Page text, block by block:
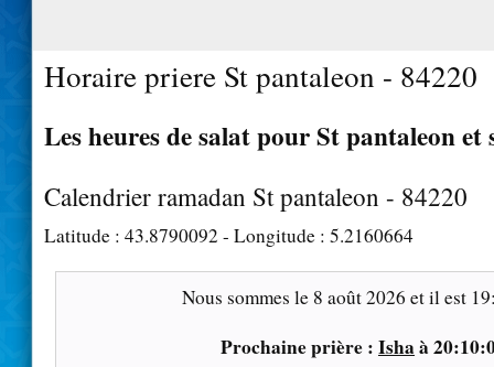
Horaire priere St pantaleon - 84220
Les heures de salat pour St pantaleon et
Calendrier ramadan St pantaleon - 84220
Latitude : 43.8790092 - Longitude : 5.2160664
Nous sommes le 8 août 2026 et il est
Prochaine prière : Isha à